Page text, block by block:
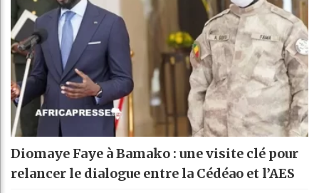
Diomaye Faye à Bamako : une visite clé pour
relancer le dialogue entre la Cédéao et l’AES